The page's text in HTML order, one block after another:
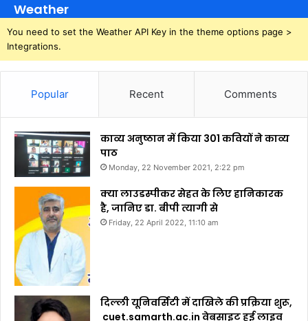
Weather
You need to set the Weather API Key in the theme options page >
Integrations.
Popular Recent Comments
काव्य अनुष्ठान में किया 301 कवियों ने काव्य
पाठ
Monday, 22 November 2021, 2:22 pm
क्या लाउडस्पीकर सेहत के लिए हानिकारक
है, जानिए डा. बीपी त्यागी से
Friday, 22 April 2022, 11:10 am
दिल्ली यूनिवर्सिटी में दाखिले की प्रक्रिया शुरू,
cuet.samarth.ac.in वेबसाइट हुई लाइव